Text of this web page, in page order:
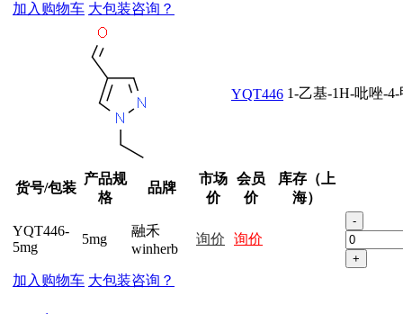
加入购物车 大包装咨询？
YQT446 1-乙基-1H-吡唑-
货号/包装
产品规
格
品牌
市场
价
会员
价
库存（上
海）
YQT446-
5mg
5mg
融禾
winherb
询价 询价
-
+
加入购物车 大包装咨询？